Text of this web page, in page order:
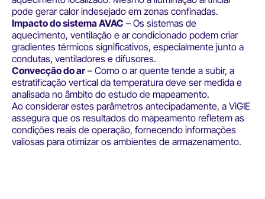
pode gerar calor indesejado em zonas confinadas.
Impacto do sistema AVAC – Os sistemas de
aquecimento, ventilação e ar condicionado podem criar
gradientes térmicos significativos, especialmente junto a
condutas, ventiladores e difusores.
Convecção do ar – Como o ar quente tende a subir, a
estratificação vertical da temperatura deve ser medida e
analisada no âmbito do estudo de mapeamento.
Ao considerar estes parâmetros antecipadamente, a ViGIE
assegura que os resultados do mapeamento refletem as
condições reais de operação, fornecendo informações
valiosas para otimizar os ambientes de armazenamento.